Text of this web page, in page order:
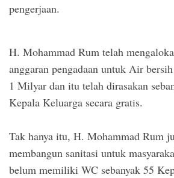
pengerjaan.
H. Mohammad Rum telah
anggaran pengadaan untuk Air
1 Milyar dan itu telah dirasakan
Kepala Keluarga secara gratis.
Tak hanya itu, H. Mohammad Rum
membangun sanitasi untuk
belum memiliki WC sebanyak 55